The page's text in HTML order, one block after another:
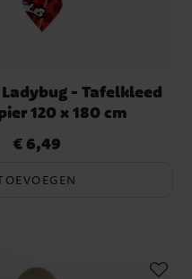
- Tafelkleed
120 x 180 cm
Prijs:€ 6,49
€ 6,49